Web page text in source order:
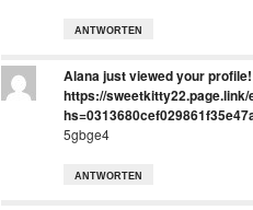
ANTWORTEN
Alana just viewed your
https://sweetkitty22.page.link/
5gbge4
ANTWORTEN